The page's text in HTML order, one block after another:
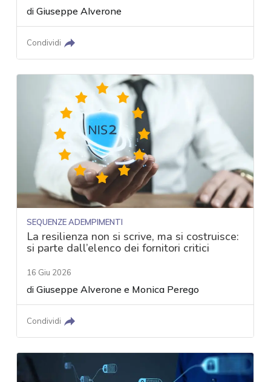
diGiuseppe Alverone
Condividi
SEQUENZE ADEMPIMENTI
La resilienza non si scrive, ma si costruisce:
si parte dall’elenco dei fornitori critici
16 Giu 2026
diGiuseppe Alverone e Monica Perego
Condividi